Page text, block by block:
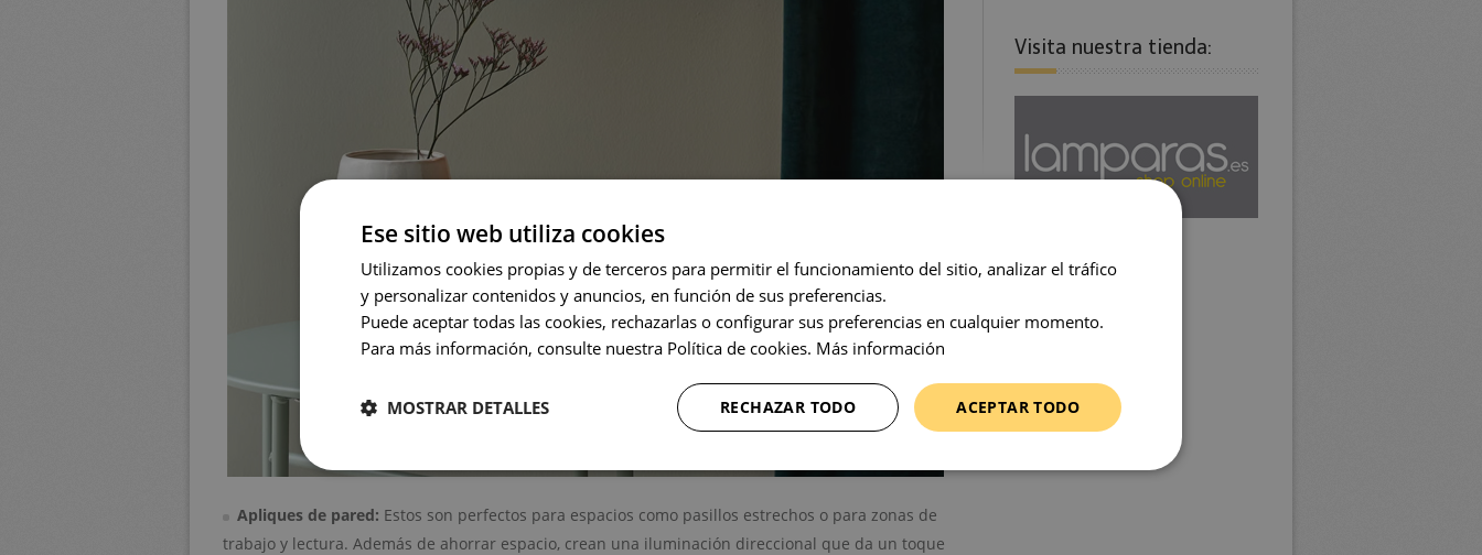
Apliques de pared: Estos son perfectos para espacios como pasillos estrechos o para zonas de
trabajo y lectura. Además de ahorrar espacio, crean una iluminación direccional que da un toque
Visita nuestra tienda:
Ese sitio web utiliza cookies
Utilizamos cookies propias y de terceros para permitir el funcionamiento del sitio, analizar el tráfico
y personalizar contenidos y anuncios, en función de sus preferencias.
Puede aceptar todas las cookies, rechazarlas o configurar sus preferencias en cualquier momento.
Para más información, consulte nuestra Política de cookies. Más información
ACEPTAR TODO
RECHAZAR TODO
MOSTRAR DETALLES